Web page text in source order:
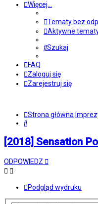
Więcej…
Tematy bez
Aktywne
Szukaj
FAQ
Zaloguj się
Zarejestruj się
Strona główna
Szukaj
[2018] Sensation
ODPOWIEDZ
Podgląd wydruku